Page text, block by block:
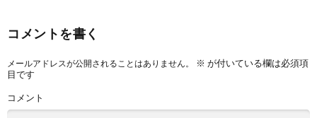
コメントを書く
メールアドレスが公開されることはありません。 ※ が付いている欄は必須項
目です
コメント